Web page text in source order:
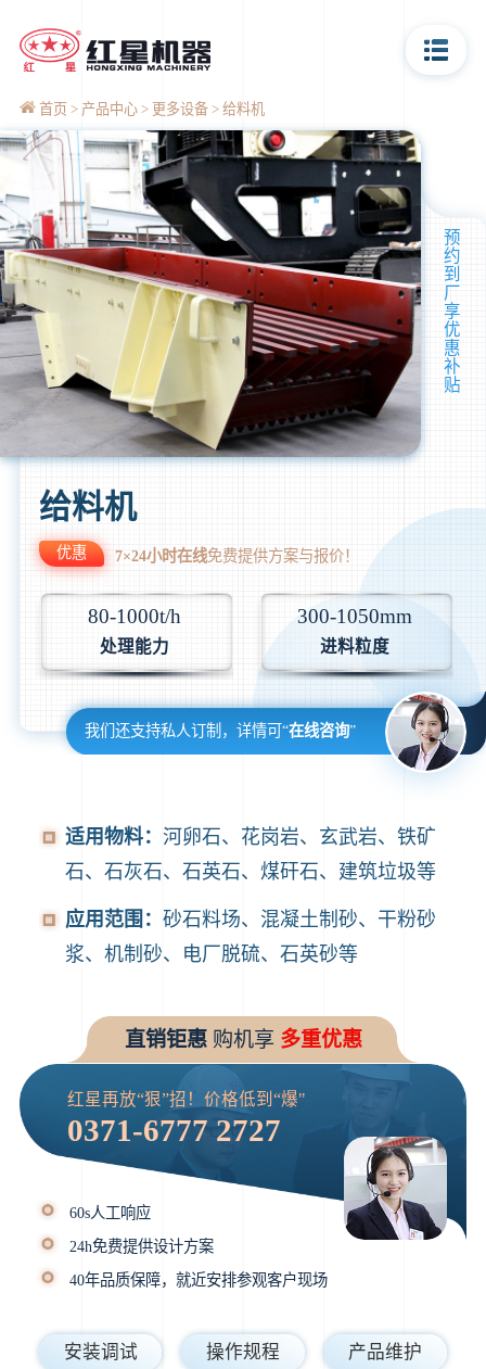
首页 产品中心 更多设备 给料机
预
约
到
厂
享
优
惠
补
贴
给料机
优惠 7×24小时在线免费提供方案与报价！
80-1000t/h
处理能力
300-1050mm
进料粒度
我们还支持私人订制，详情可“在线咨询”
适用物料： 河卵石、花岗岩、玄武岩、铁矿
石、石灰石、石英石、煤矸石、建筑垃圾等
应用范围： 砂石料场、混凝土制砂、干粉砂
浆、机制砂、电厂脱硫、石英砂等
直销钜惠购机享 多重优惠
红星再放“狠”招！价格低到“爆"
0371-6777 2727
60s人工响应
24h免费提供设计方案
40年品质保障，就近安排参观客户现场
安装调试 操作规程 产品维护